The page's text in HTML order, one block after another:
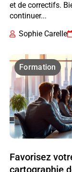
et de correctifs.
continuer...
Sophie Carelle
Formation
Favorisez
cartographie